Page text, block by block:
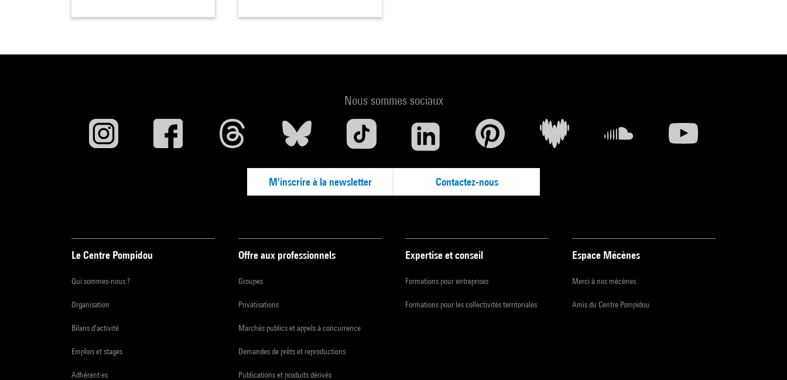
Nous sommes sociaux
M'inscrire à la newsletter Contactez-nous
Le Centre Pompidou
Qui sommes-nous ?
Organisation
Bilans d'activité
Emplois et stages
Adhérent·es
Offre aux professionnels
Groupes
Privatisations
Marchés publics et appels à concurrence
Demandes de prêts et reproductions
Publications et produits dérivés
Expertise et conseil
Formations pour entreprises
Formations pour les collectivités territoriales
Espace Mécènes
Merci à nos mécènes
Amis du Centre Pompidou